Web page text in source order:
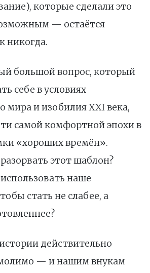
которые сделали это
— остаётся
никогда.
большой вопрос, который
себе в условиях
мира и изобилия XXI века,
самой комфортной эпохи в
«хороших времён».
этот шаблон?
наше
стать не слабее, а
действительно
— и нашим внукам